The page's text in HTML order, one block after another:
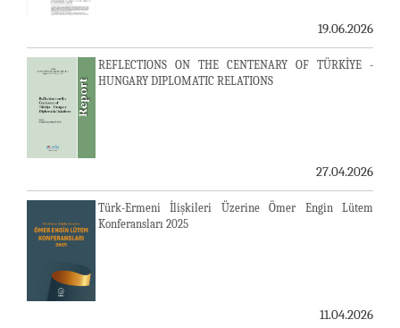
19.06.2026
REFLECTIONS ON THE CENTENARY OF TÜRKİYE -
HUNGARY DIPLOMATIC RELATIONS
27.04.2026
Türk-Ermeni İlişkileri Üzerine Ömer Engin Lütem
Konferansları 2025
11.04.2026